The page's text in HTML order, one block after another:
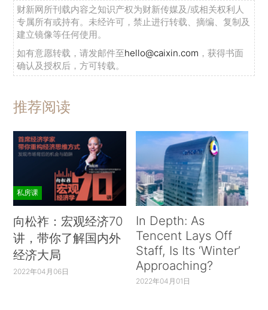
财新网所刊载内容之知识产权为财新传媒及/或相关权利人
专属所有或持有。未经许可，禁止进行转载、摘编、复制及
建立镜像等任何使用。
如有意愿转载，请发邮件至hello@caixin.com ，获得书面
确认及授权后，方可转载。
推荐阅读
私房课
向松祚：宏观经济70
讲，带你了解国内外
经济大局
2022年04月06日
In Depth: As
Tencent Lays Off
Staff, Is Its ‘Winter’
Approaching?
2022年04月01日